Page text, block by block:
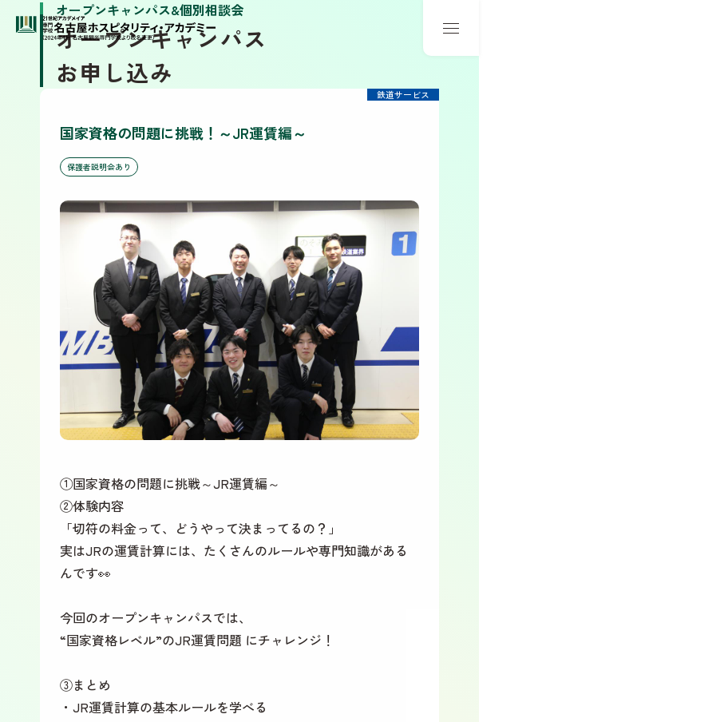
オープンキャンパス&個別相談会
オープンキャンパス
お申し込み
鉄道サービス
国家資格の問題に挑戦！～JR運賃編～
保護者説明会あり
①国家資格の問題に挑戦～JR運賃編～
②体験内容
「切符の料金って、どうやって決まってるの？」
実はJRの運賃計算には、たくさんのルールや専門知識がある
んです👀
今回のオープンキャンパスでは、
“国家資格レベル”のJR運賃問題 にチャレンジ！
③まとめ
・JR運賃計算の基本ルールを学べる